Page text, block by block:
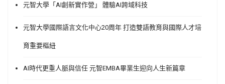
元智大學「AI創新實作營」 體驗AI跨域科技
元智大學國際語言文化中心20周年 打造雙語教育與國際人才培
育重要樞紐
AI時代更重人脈與信任 元智EMBA畢業生迎向人生新篇章